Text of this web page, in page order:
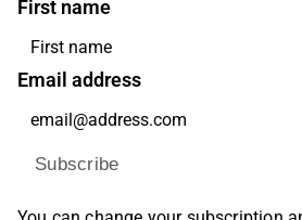
First name
Email address
Subscribe